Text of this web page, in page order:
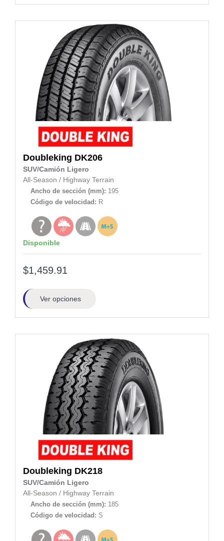
Doubleking DK206
SUV/Camión Ligero
All-Season / Highway Terrain
Ancho de sección (mm): 195
Código de velocidad: R
Disponible
$1,459.91
Ver opciones
Doubleking DK218
SUV/Camión Ligero
All-Season / Highway Terrain
Ancho de sección (mm): 185
Código de velocidad: S